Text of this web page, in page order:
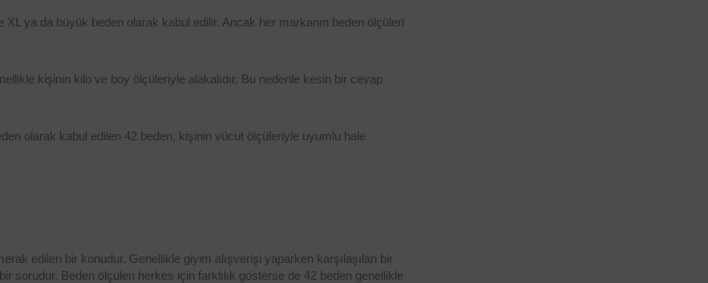
ya da büyük beden olarak kabul edilir. Ancak her markanın beden ölçüleri
kişinin kilo ve boy ölçüleriyle alakalıdır. Bu nedenle kesin bir cevap
olarak kabul edilen 42 beden, kişinin vücut ölçüleriyle uyumlu hale
edilen bir konudur. Genellikle giyim alışverişi yaparken karşılaşılan bir
sorudur. Beden ölçüleri herkes için farklılık gösterse de 42 beden genellikle